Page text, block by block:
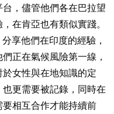
，儘管他們各在巴拉望
在肯亞也有類似實踐。
享他們在印度的經驗，
正在氣候風險第一線，
女性與在地知識的定
更需要被記錄，同時在
相互合作才能持續前